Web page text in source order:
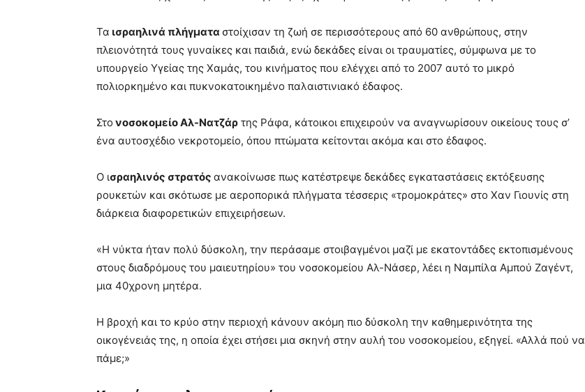
Τα ισραηλινά πλήγματα στοίχισαν τη ζωή σε περισσότερους από 60 ανθρώπους, στην
πλειονότητά τους γυναίκες και παιδιά, ενώ δεκάδες είναι οι τραυματίες, σύμφωνα με το
υπουργείο Υγείας της Χαμάς, του κινήματος που ελέγχει από το 2007 αυτό το μικρό
πολιορκημένο και πυκνοκατοικημένο παλαιστινιακό έδαφος.
Στο νοσοκομείο Αλ-Νατζάρ της Ράφα, κάτοικοι επιχειρούν να αναγνωρίσουν οικείους τους σ’
ένα αυτοσχέδιο νεκροτομείο, όπου πτώματα κείτονται ακόμα και στο έδαφος.
Ο ισραηλινός στρατός ανακοίνωσε πως κατέστρεψε δεκάδες εγκαταστάσεις εκτόξευσης
ρουκετών και σκότωσε με αεροπορικά πλήγματα τέσσερις «τρομοκράτες» στο Χαν Γιουνίς στη
διάρκεια διαφορετικών επιχειρήσεων.
«Η νύκτα ήταν πολύ δύσκολη, την περάσαμε στοιβαγμένοι μαζί με εκατοντάδες εκτοπισμένους
στους διαδρόμους του μαιευτηρίου» του νοσοκομείου Αλ-Νάσερ, λέει η Ναμπίλα Αμπού Ζαγέντ,
μια 40χρονη μητέρα.
Η βροχή και το κρύο στην περιοχή κάνουν ακόμη πιο δύσκολη την καθημερινότητα της
οικογένειάς της, η οποία έχει στήσει μια σκηνή στην αυλή του νοσοκομείου, εξηγεί. «Αλλά πού να
πάμε;»